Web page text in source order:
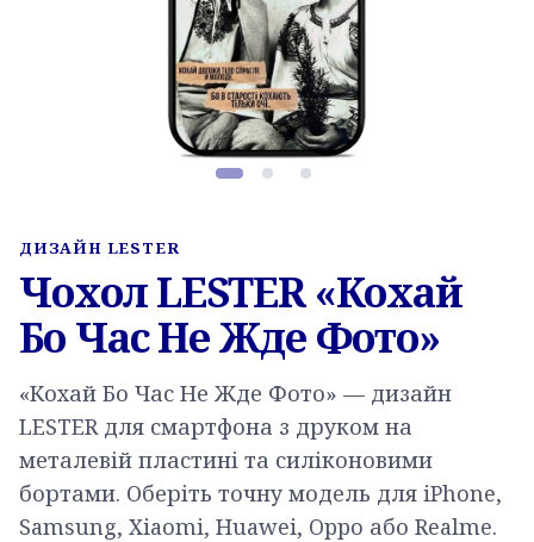
ДИЗАЙН LESTER
Чохол LESTER «Кохай
Бо Час Не Жде Фото»
«Кохай Бо Час Не Жде Фото» — дизайн
LESTER для смартфона з друком на
металевій пластині та силіконовими
бортами. Оберіть точну модель для iPhone,
Samsung, Xiaomi, Huawei, Oppo або Realme.